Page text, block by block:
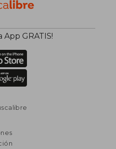
App GRATIS!